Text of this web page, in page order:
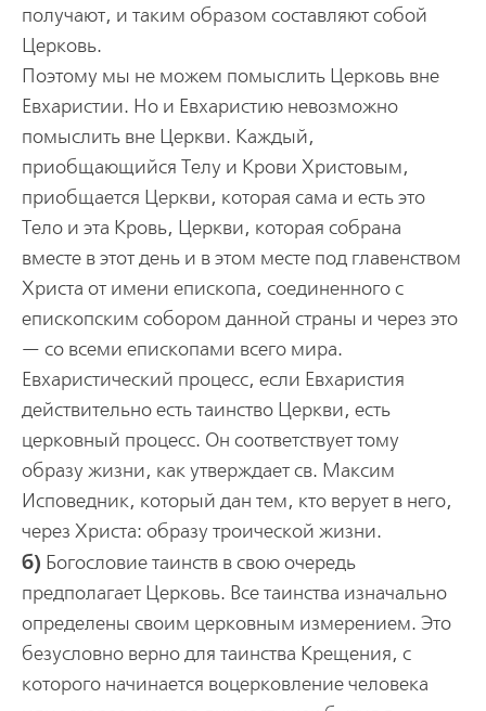
получают, и таким образом составляют собой
Церковь.
Поэтому мы не можем помыслить Церковь вне
Евхаристии. Но и Евхаристию невозможно
помыслить вне Церкви. Каждый,
приобщающийся Телу и Крови Христовым,
приобщается Церкви, которая сама и есть это
Тело и эта Кровь, Церкви, которая собрана
вместе в этот день и в этом месте под главенством
Христа от имени епископа, соединенного с
епископским собором данной страны и через это
— со всеми епископами всего мира.
Евхаристический процесс, если Евхаристия
действительно есть таинство Церкви, есть
церковный процесс. Он соответствует тому
образу жизни, как утверждает св. Максим
Исповедник, который дан тем, кто верует в него,
через Христа: образу троической жизни.
б) Богословие таинств в свою очередь
предполагает Церковь. Все таинства изначально
определены своим церковным измерением. Это
безусловно верно для таинства Крещения, с
которого начинается воцерковление человека